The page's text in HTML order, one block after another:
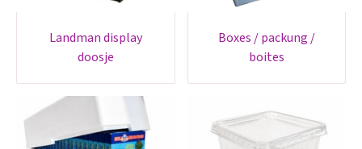
landman display
doosje
boxes / packung /
boites